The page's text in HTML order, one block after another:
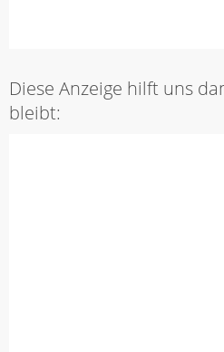
Diese Anzeige hilft uns
bleibt: